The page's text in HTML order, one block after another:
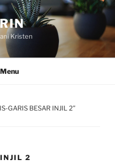
Kristen
Menu
GARIS BESAR INJIL 2”
2